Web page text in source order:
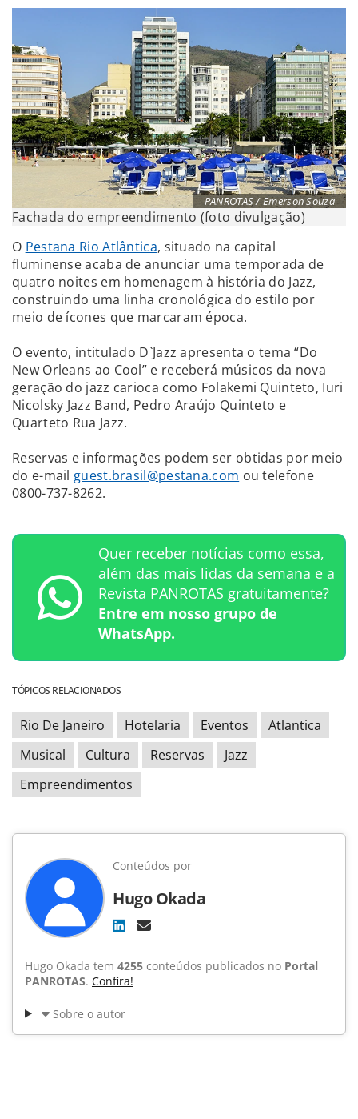
PANROTAS / Emerson Souza
Fachada do empreendimento (foto divulgação)
O Pestana Rio Atlântica, situado na capital
fluminense acaba de anunciar uma temporada de
quatro noites em homenagem à história do Jazz,
construindo uma linha cronológica do estilo por
meio de ícones que marcaram época.
O evento, intitulado D`Jazz apresenta o tema “Do
New Orleans ao Cool” e receberá músicos da nova
geração do jazz carioca como Folakemi Quinteto, Iuri
Nicolsky Jazz Band, Pedro Araújo Quinteto e
Quarteto Rua Jazz.
Reservas e informações podem ser obtidas por meio
do e-mail guest.brasil@pestana.com ou telefone
0800-737-8262.
Quer receber notícias como essa,
além das mais lidas da semana e a
Revista PANROTAS gratuitamente?
Entre em nosso grupo de
WhatsApp.
TÓPICOS RELACIONADOS
Rio De Janeiro Hotelaria Eventos
Atlantica
Musical
Cultura Reservas
Jazz
Empreendimentos
Conteúdos por
Hugo Okada
Hugo Okada tem 4255 conteúdos publicados no Portal
PANROTAS. Confira!
Sobre o autor